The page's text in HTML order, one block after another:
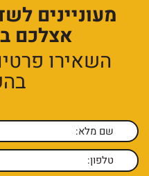
מעוניינים
אצלכם
השאירו